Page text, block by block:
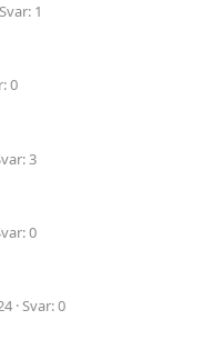
Svar: 1
0
3
0
Svar: 0